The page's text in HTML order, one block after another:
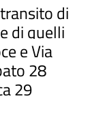
di
di quelli
e Via
28
29